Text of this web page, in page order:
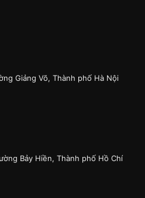
Giảng Võ, Thành phố Hà Nội
Bảy Hiền, Thành phố Hồ Chí